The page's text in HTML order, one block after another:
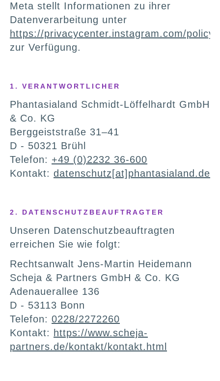
Meta stellt Informationen zu ihrer
Datenverarbeitung unter
https://privacycenter.instagram.com/policy
zur Verfügung.
1. VERANTWORTLICHER
Phantasialand Schmidt-Löffelhardt GmbH
& Co. KG
Berggeiststraße 31–41
D - 50321 Brühl
Telefon: +49 (0)2232 36-600
Kontakt: datenschutz[at]phantasialand.de
2. DATENSCHUTZBEAUFTRAGTER
Unseren Datenschutzbeauftragten
erreichen Sie wie folgt:
Rechtsanwalt Jens-Martin Heidemann
Scheja & Partners GmbH & Co. KG
Adenauerallee 136
D - 53113 Bonn
Telefon: 0228/2272260
Kontakt: https://www.scheja-
partners.de/kontakt/kontakt.html